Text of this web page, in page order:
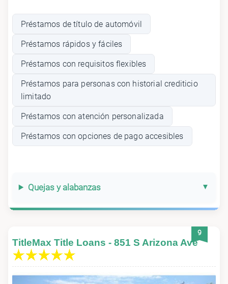
Préstamos de título de automóvil
Préstamos rápidos y fáciles
Préstamos con requisitos flexibles
Préstamos para personas con historial crediticio
limitado
Préstamos con atención personalizada
Préstamos con opciones de pago accesibles
Quejas y alabanzas
9
TitleMax Title Loans - 851 S Arizona Ave